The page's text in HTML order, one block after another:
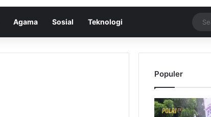
Agama Sosial Teknologi
Populer